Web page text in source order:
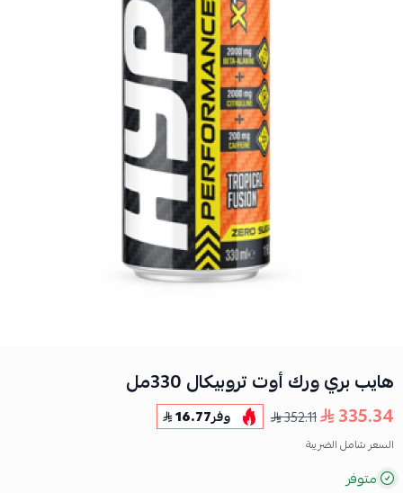
هايب بري ورك أوت تروبيكال 330مل
335.34
352.11 وفر16.77
السعر شامل الضريبة
متوفر